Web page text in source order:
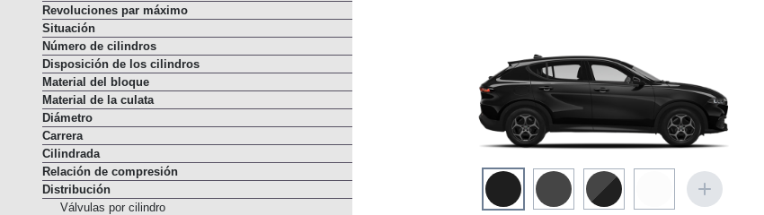
Revoluciones par máximo
Situación
Número de cilindros
Disposición de los cilindros
Material del bloque
Material de la culata
Diámetro
Carrera
Cilindrada
Relación de compresión
Distribución
Válvulas por cilindro